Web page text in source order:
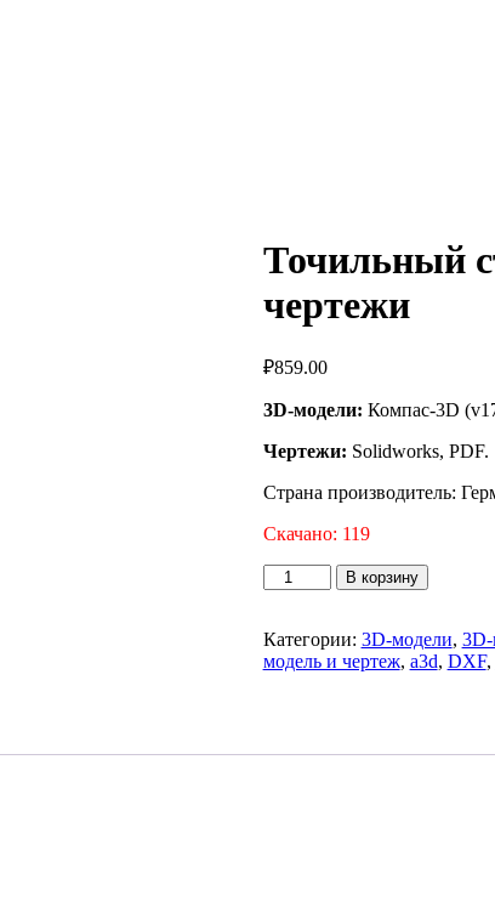
Точильный
чертежи
₽859.00
3D-модели: Компас-3D
Чертежи: Solidworks, PDF.
Страна производитель:
Скачано: 119
Количество
товара
станок
для
и
В корзину
Категории: 3D-модели,
модель и чертеж, a3d, DXF,